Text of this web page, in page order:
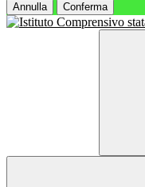
Annulla Conferma